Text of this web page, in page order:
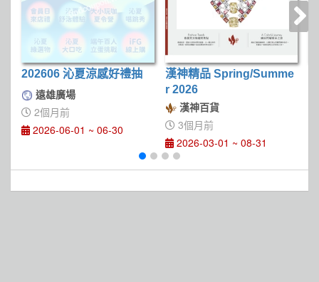
202606 沁夏涼感好禮抽
遠雄廣場
2個月前
2026-06-01 ~ 06-30
漢神精品 Spring/Summe
r 2026
漢神百貨
3個月前
2026-03-01 ~ 08-31